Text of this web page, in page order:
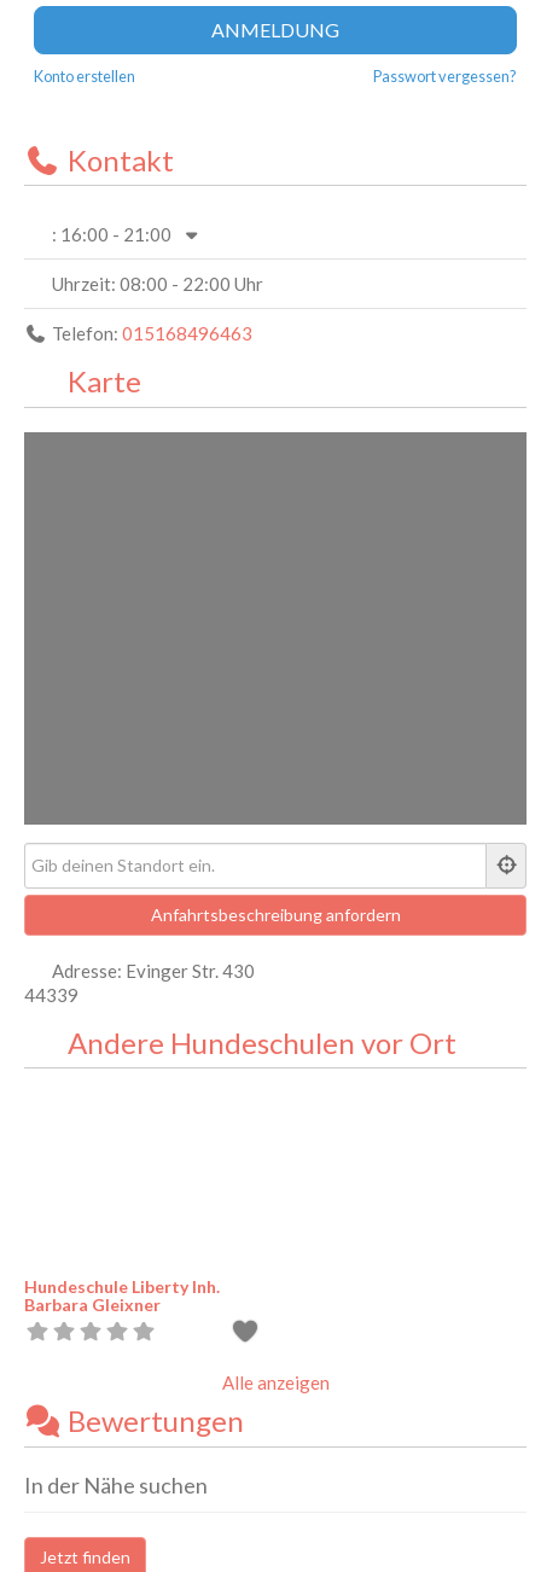
ANMELDUNG
Konto erstellen Passwort vergessen?
Kontakt
: 16:00 - 21:00
Uhrzeit:08:00 - 22:00 Uhr
Telefon:015168496463
Karte
Adresse: Evinger Str. 430
44339
Andere Hundeschulen vor Ort
Hundeschule Liberty Inh.
Barbara Gleixner
Alle anzeigen
Bewertungen
In der Nähe suchen
Jetzt finden